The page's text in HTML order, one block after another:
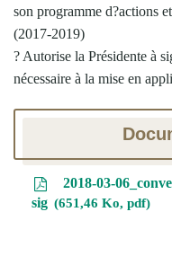
son programme d?actions
(2017-2019)
? Autorise la Présidente à
nécessaire à la mise en
2018-03-
sig
651,46 Ko, pdf